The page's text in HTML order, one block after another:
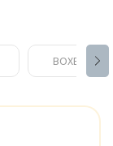
BOXEN: